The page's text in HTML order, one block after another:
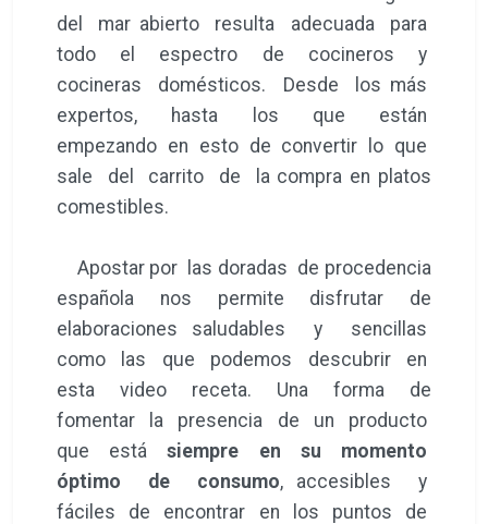
del mar abierto resulta adecuada para
todo el espectro de cocineros y
cocineras domésticos. Desde los más
expertos, hasta los que están
empezando en esto de convertir lo que
sale del carrito de la compra en platos
comestibles.
Apostar por las doradas de procedencia
española nos permite disfrutar de
elaboraciones saludables y sencillas
como las que podemos descubrir en
esta video receta. Una forma de
fomentar la presencia de un producto
que estásiempre en su momento
óptimo de consumo, accesibles y
fáciles de encontrar en los puntos de